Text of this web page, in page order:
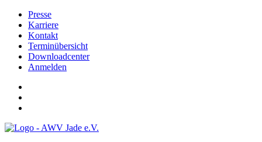
Presse
Karriere
Kontakt
Terminübersicht
Downloadcenter
Anmelden